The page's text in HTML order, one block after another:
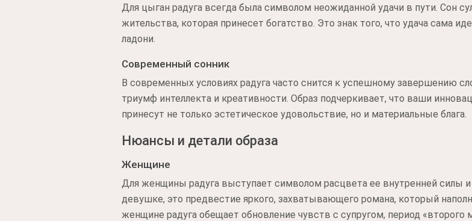
Для цыган радуга всегда была символом неожиданной удачи в пути. Сон
жительства, которая принесет богатство. Это знак того, что удача сама
ладони.
Современный сонник
В современных условиях радуга часто снится к успешному завершению
триумф интеллекта и креативности. Образ подчеркивает, что ваши
принесут не только эстетическое удовольствие, но и материальные блага.
Нюансы и детали образа
Женщине
Для женщины радуга выступает символом расцвета ее внутренней силы и
девушке, это предвестие яркого, захватывающего романа, который
женщине радуга обещает обновление чувств с супругом, период «второго